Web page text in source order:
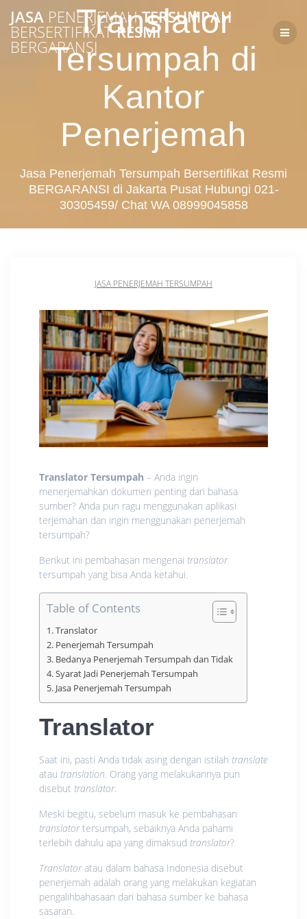
Skip
to
content
JASA PENERJEMAHTERSUMPAH
BERSERTIFIKATRESMI
BERGARANSI
Translator
Tersumpah di
Kantor
Penerjemah
Jasa Penerjemah Tersumpah Bersertifikat Resmi
BERGARANSI di Jakarta Pusat Hubungi 021-
30305459/ Chat WA 08999045858
JASA PENERJEMAH TERSUMPAH
Translator Tersumpah – Anda ingin
menerjemahkan dokumen penting dari bahasa
sumber? Anda pun ragu menggunakan aplikasi
terjemahan dan ingin menggunakan penerjemah
tersumpah?
Berikut ini pembahasan mengenai translator
tersumpah yang bisa Anda ketahui.
Table of Contents
Translator
Penerjemah Tersumpah
Bedanya Penerjemah Tersumpah dan Tidak
Syarat Jadi Penerjemah Tersumpah
Jasa Penerjemah Tersumpah
Translator
Saat ini, pasti Anda tidak asing dengan istilah translate
atau translation. Orang yang melakukannya pun
disebut translator.
Meski begitu, sebelum masuk ke pembahasan
translatortersumpah, sebaiknya Anda pahami
terlebih dahulu apa yang dimaksud translator?
Translatoratau dalam bahasa Indonesia disebut
penerjemah adalah orang yang melakukan kegiatan
pengalihbahasaan dari bahasa sumber ke bahasa
sasaran.